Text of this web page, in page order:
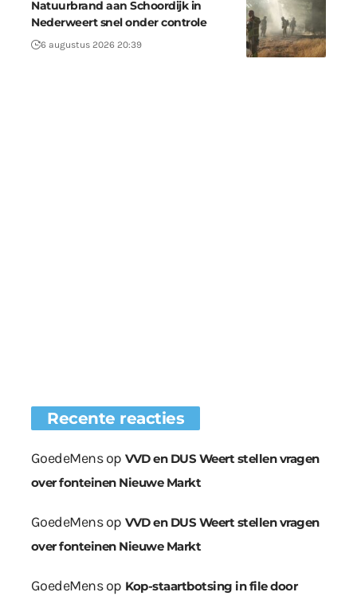
Natuurbrand aan Schoordijk in
Nederweert snel onder controle
6 augustus 2026 20:39
Recente reacties
GoedeMensop VVD en DUS Weert stellen vragen
over fonteinen Nieuwe Markt
GoedeMensop VVD en DUS Weert stellen vragen
over fonteinen Nieuwe Markt
GoedeMensop Kop-staartbotsing in file door